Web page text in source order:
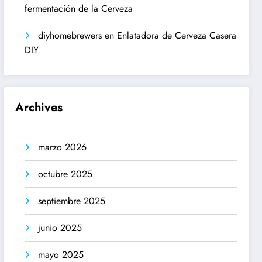
fermentación de la Cerveza
diyhomebrewers en Enlatadora de Cerveza Casera
DIY
Archives
marzo 2026
octubre 2025
septiembre 2025
junio 2025
mayo 2025